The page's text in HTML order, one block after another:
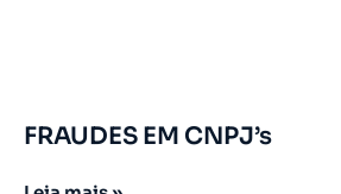
FRAUDES EM CNPJ’s